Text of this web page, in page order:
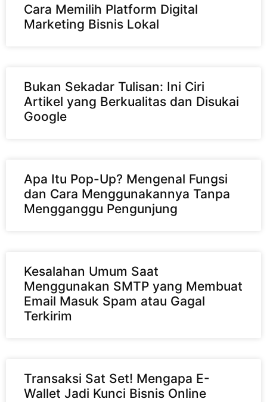
Cara Memilih Platform Digital
Marketing Bisnis Lokal
Bukan Sekadar Tulisan: Ini Ciri
Artikel yang Berkualitas dan Disukai
Google
Apa Itu Pop-Up? Mengenal Fungsi
dan Cara Menggunakannya Tanpa
Mengganggu Pengunjung
Kesalahan Umum Saat
Menggunakan SMTP yang Membuat
Email Masuk Spam atau Gagal
Terkirim
Transaksi Sat Set! Mengapa E-
Wallet Jadi Kunci Bisnis Online